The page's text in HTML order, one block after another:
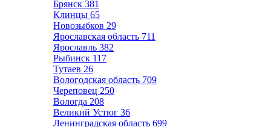
Брянск 381
Клинцы 65
Новозыбков 29
Ярославская область 711
Ярославль 382
Рыбинск 117
Тутаев 26
Вологодская область 709
Череповец 250
Вологда 208
Великий Устюг 36
Ленинградская область 699